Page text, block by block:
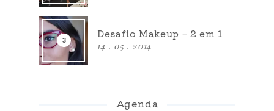
Desafio Makeup – 2 em 1
14 . 05 . 2014
Agenda